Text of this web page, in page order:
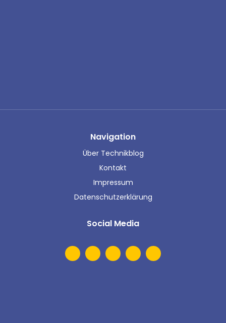
Navigation
Über Technikblog
Kontakt
Impressum
Datenschutzerklärung
Social Media